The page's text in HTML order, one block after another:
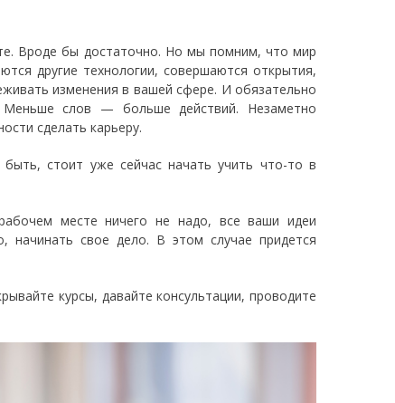
Вроде бы достаточно. Но мы помним, что мир
другие технологии, совершаются открытия,
изменения в вашей сфере. И обязательно
Меньше слов — больше действий. Незаметно
сделать карьеру.
стоит уже сейчас начать учить что-то в
месте ничего не надо, все ваши идеи
начинать свое дело. В этом случае придется
курсы, давайте консультации, проводите